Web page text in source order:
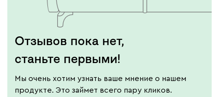
Отзывов пока нет,
станьте первыми!
Мы очень хотим узнать ваше мнение о нашем
продукте. Это займет всего пару кликов.